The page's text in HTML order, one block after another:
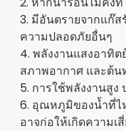
3. มีอันตรายจากแก๊
ความปลอดภัยอื่นๆ
4. พลังงานแสงอาทิ
สภาพอากาศ และต้
5. การใช้พลังงานสู
6. อุณหภูมิของน้ำที่ไ
อาจก่อให้เกิดความเ